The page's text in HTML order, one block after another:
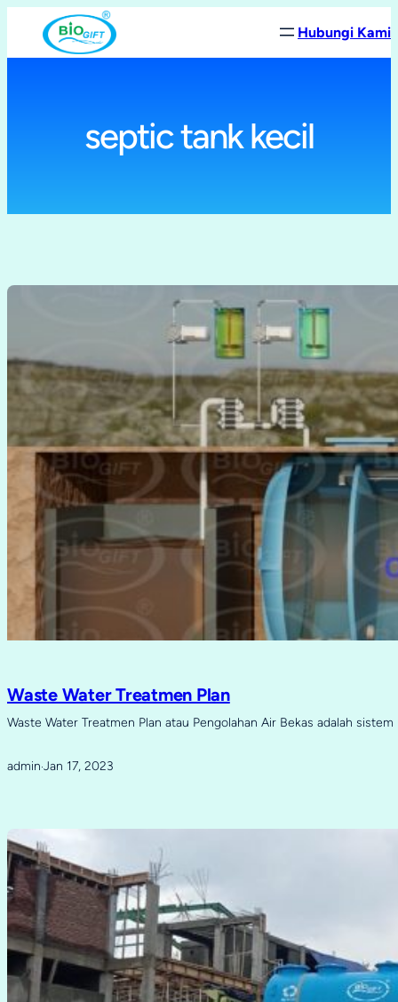
konten
Hubungi Kami
septic tank kecil
Waste Water Treatmen Plan
Waste Water Treatmen Plan atau Pengolahan Air Bekas adalah
admin·Jan 17, 2023